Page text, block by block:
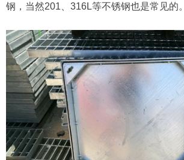
钢，当然201、316L等不锈钢也是常见的。